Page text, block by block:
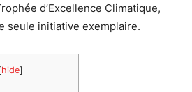
d’Excellence Climatique,
seule initiative exemplaire.
hide]